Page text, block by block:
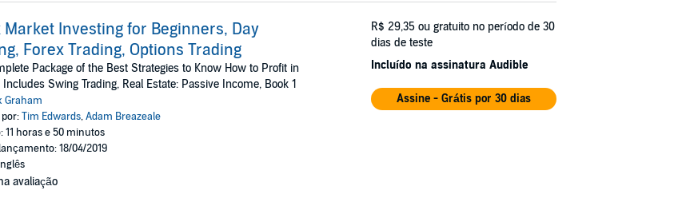
Market Investing for Beginners, Day
Forex Trading, Options Trading
Package of the Best Strategies to Know How to Profit in
Includes Swing Trading, Real Estate: Passive Income, Book 1
Graham
Tim Edwards,Adam Breazeale
11 horas e 50 minutos
18/04/2019
avaliação
R$ 29,35 ou gratuito no período de 30
dias de teste
Incluído na assinatura Audible
Assine - Grátis por 30 dias